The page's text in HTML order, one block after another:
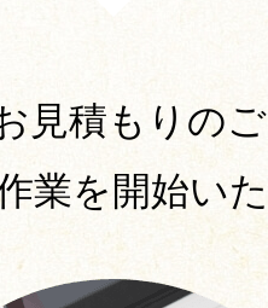
見積もりの
業を開始い